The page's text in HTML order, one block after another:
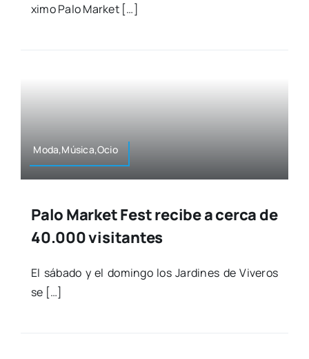
xi­mo Palo Mar­ket […]
Moda,Música,Ocio
Palo Market Fest recibe a cerca de
40.000 visitantes
El sába­do y el domin­go los Jar­di­nes de Vive­ros
se […]